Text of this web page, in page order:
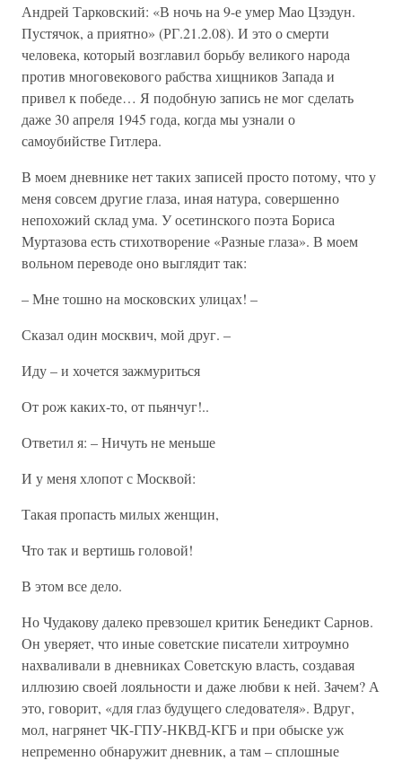
Андрей Тарковский: «В ночь на 9-е умер Мао Цзэдун.
Пустячок, а приятно» (РГ.21.2.08). И это о смерти
человека, который возглавил борьбу великого народа
против многовекового рабства хищников Запада и
привел к победе… Я подобную запись не мог сделать
даже 30 апреля 1945 года, когда мы узнали о
самоубийстве Гитлера.
В моем дневнике нет таких записей просто потому, что у
меня совсем другие глаза, иная натура, совершенно
непохожий склад ума. У осетинского поэта Бориса
Муртазова есть стихотворение «Разные глаза». В моем
вольном переводе оно выглядит так:
– Мне тошно на московских улицах! –
Сказал один москвич, мой друг. –
Иду – и хочется зажмуриться
От рож каких-то, от пьянчуг!..
Ответил я: – Ничуть не меньше
И у меня хлопот с Москвой:
Такая пропасть милых женщин,
Что так и вертишь головой!
В этом все дело.
Но Чудакову далеко превзошел критик Бенедикт Сарнов.
Он уверяет, что иные советские писатели хитроумно
нахваливали в дневниках Советскую власть, создавая
иллюзию своей лояльности и даже любви к ней. Зачем? А
это, говорит, «для глаз будущего следователя». Вдруг,
мол, нагрянет ЧК-ГПУ-НКВД-КГБ и при обыске уж
непременно обнаружит дневник, а там – сплошные